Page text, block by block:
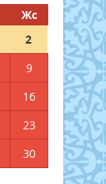
Жс
2
9
16
23
30